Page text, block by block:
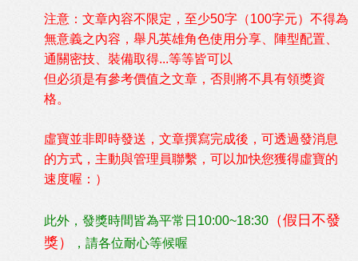
注意：文章內容不限定，至少50字（100字元）不得為
無意義之內容，舉凡英雄角色使用分享、陣型配置、
通關密技、裝備取得...等等皆可以
但必須是有參考價值之文章， 否則將不具有領獎資
格。
虛寶並非即時發送，文章撰寫完成後，可透過發消息
的方式，主動與管理員聯繫，可以加快您獲得虛寶的
速度喔：）
此外，發獎時間皆為平常日10:00~18:30 （假日不發
獎）
，請各位耐心等候喔